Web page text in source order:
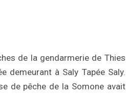
de la gendarmerie de Thies
demeurant à Saly Tapée Saly.
de pêche de la Somone avait